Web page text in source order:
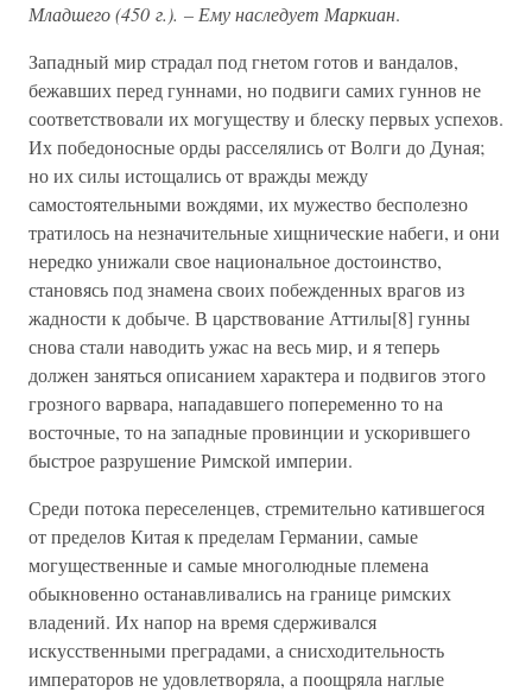
Младшего (450 г.). – Ему наследует Маркиан.
Западный мир страдал под гнетом готов и вандалов,
бежавших перед гуннами, но подвиги самих гуннов не
соответствовали их могуществу и блеску первых успехов.
Их победоносные орды расселялись от Волги до Дуная;
но их силы истощались от вражды между
самостоятельными вождями, их мужество бесполезно
тратилось на незначительные хищнические набеги, и они
нередко унижали свое национальное достоинство,
становясь под знамена своих побежденных врагов из
жадности к добыче. В царствование Аттилы[8] гунны
снова стали наводить ужас на весь мир, и я теперь
должен заняться описанием характера и подвигов этого
грозного варвара, нападавшего попеременно то на
восточные, то на западные провинции и ускорившего
быстрое разрушение Римской империи.
Среди потока переселенцев, стремительно катившегося
от пределов Китая к пределам Германии, самые
могущественные и самые многолюдные племена
обыкновенно останавливались на границе римских
владений. Их напор на время сдерживался
искусственными преградами, а снисходительность
императоров не удовлетворяла, а поощряла наглые